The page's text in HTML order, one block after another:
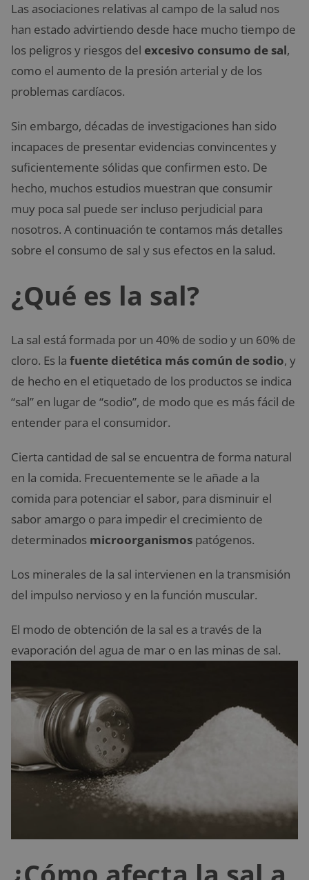
Las asociaciones relativas al campo de la salud nos
han estado advirtiendo desde hace mucho tiempo de
los peligros y riesgos del excesivo consumo de sal,
como el aumento de la presión arterial y de los
problemas cardíacos.
Sin embargo, décadas de investigaciones han sido
incapaces de presentar evidencias convincentes y
suficientemente sólidas que confirmen esto. De
hecho, muchos estudios muestran que consumir
muy poca sal puede ser incluso perjudicial para
nosotros. A continuación te contamos más detalles
sobre el consumo de sal y sus efectos en la salud.
¿Qué es la sal?
La sal está formada por un 40% de sodio y un 60% de
cloro. Es la fuente dietética más común de sodio, y
de hecho en el etiquetado de los productos se indica
“sal” en lugar de “sodio”, de modo que es más fácil de
entender para el consumidor.
Cierta cantidad de sal se encuentra de forma natural
en la comida. Frecuentemente se le añade a la
comida para potenciar el sabor, para disminuir el
sabor amargo o para impedir el crecimiento de
determinados microorganismos patógenos.
Los minerales de la sal intervienen en la transmisión
del impulso nervioso y en la función muscular.
El modo de obtención de la sal es a través de la
evaporación del agua de mar o en las minas de sal.